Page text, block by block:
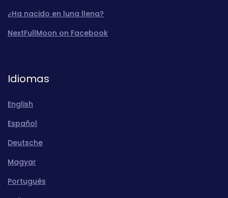
¿Ha nacido en luna llena?
NextFullMoon on Facebook
Idiomas
English
Español
Deutsche
Magyar
Português